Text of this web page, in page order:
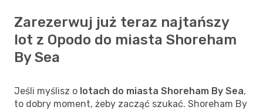
Zarezerwuj już teraz najtańszy
lot z Opodo do miasta Shoreham
By Sea
Jeśli myślisz o lotach do miasta Shoreham By Sea,
to dobry moment, żeby zacząć szukać. Shoreham By